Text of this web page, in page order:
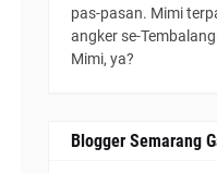
pas-pasan. Mimi
angker se-
Mimi, ya?
Blogger Semarang